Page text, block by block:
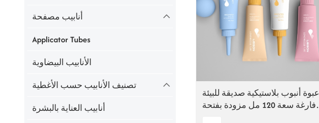
أنابيب مصفحة
Applicator Tubes
الأنابيب البيضاوية
تصنيف الأنابيب حسب الأغطية
أنابيب العناية بالبشرة
عبوة أنبوب بلاستيكية صديقة للبيئة
فارغة سعة 120 مل مزودة بفتحة